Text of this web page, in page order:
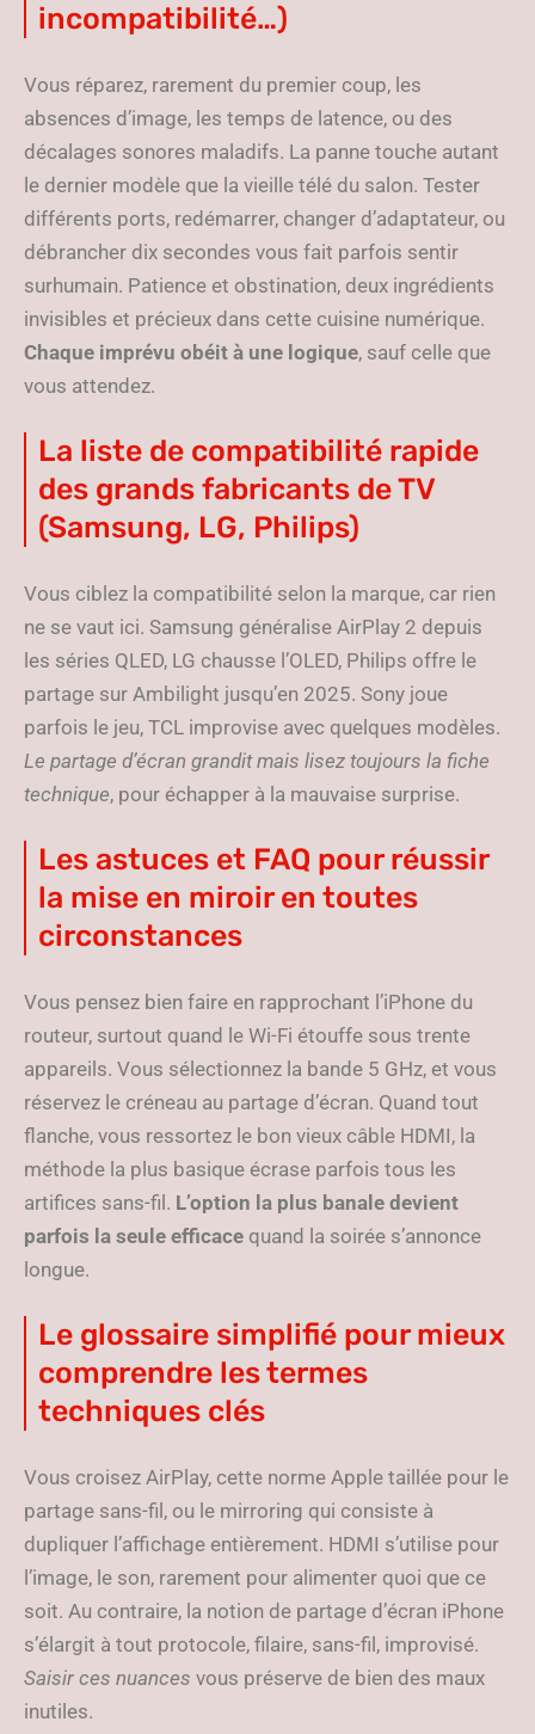
incompatibilité…)
Vous réparez, rarement du premier coup, les
absences d’image, les temps de latence, ou des
décalages sonores maladifs. La panne touche autant
le dernier modèle que la vieille télé du salon. Tester
différents ports, redémarrer, changer d’adaptateur, ou
débrancher dix secondes vous fait parfois sentir
surhumain. Patience et obstination, deux ingrédients
invisibles et précieux dans cette cuisine numérique.
Chaque imprévu obéit à une logique, sauf celle que
vous attendez.
La liste de compatibilité rapide
des grands fabricants de TV
(Samsung, LG, Philips)
Vous ciblez la compatibilité selon la marque, car rien
ne se vaut ici. Samsung généralise AirPlay 2 depuis
les séries QLED, LG chausse l’OLED, Philips offre le
partage sur Ambilight jusqu’en 2025. Sony joue
parfois le jeu, TCL improvise avec quelques modèles.
Le partage d’écran grandit mais lisez toujours la fiche
technique, pour échapper à la mauvaise surprise.
Les astuces et FAQ pour réussir
la mise en miroir en toutes
circonstances
Vous pensez bien faire en rapprochant l’iPhone du
routeur, surtout quand le Wi-Fi étouffe sous trente
appareils. Vous sélectionnez la bande 5 GHz, et vous
réservez le créneau au partage d’écran. Quand tout
flanche, vous ressortez le bon vieux câble HDMI, la
méthode la plus basique écrase parfois tous les
artifices sans-fil. L’option la plus banale devient
parfois la seule efficace quand la soirée s’annonce
longue.
Le glossaire simplifié pour mieux
comprendre les termes
techniques clés
Vous croisez AirPlay, cette norme Apple taillée pour le
partage sans-fil, ou le mirroring qui consiste à
dupliquer l’affichage entièrement. HDMI s’utilise pour
l’image, le son, rarement pour alimenter quoi que ce
soit. Au contraire, la notion de partage d’écran iPhone
s’élargit à tout protocole, filaire, sans-fil, improvisé.
Saisir ces nuances vous préserve de bien des maux
inutiles.